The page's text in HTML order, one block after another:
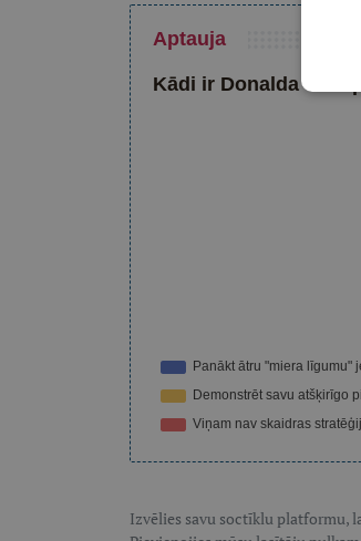
Aptauja
Kādi ir Donalda
Izvēlies savu soctīklu platformu,